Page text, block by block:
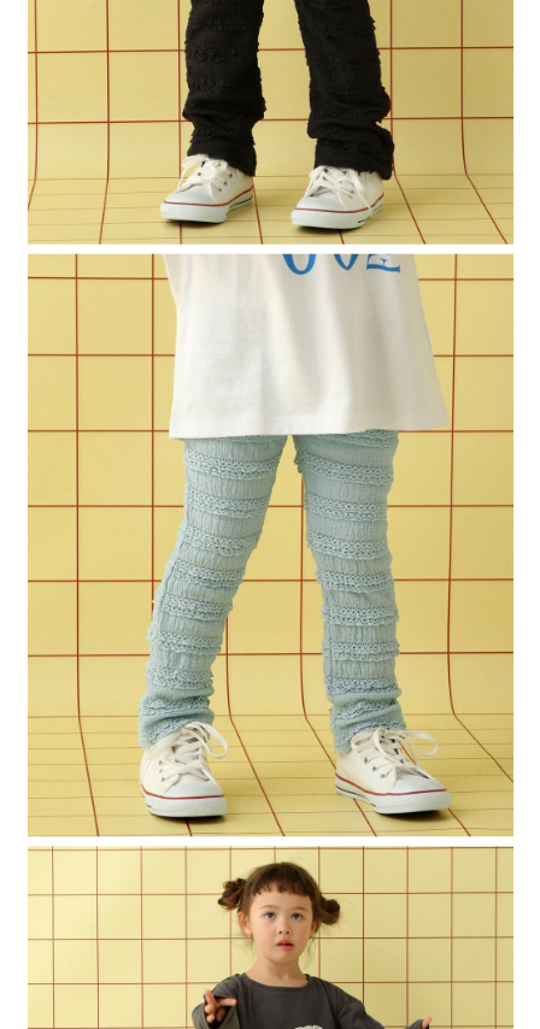
1.本服務係由「台灣大哥大股份有限公司」（以下簡稱本公司）所提供，讓
用戶於交易時，得透過本服務購買商品或服務，並由商店將買賣／分期付款
買賣價金債權讓與本公司後，依約使用本公司帳單繳交帳款。
2.基於同意付款使用「大哥付你分期」之契約關係目的，商店將以您的個人
資料（包含姓名、電話或地址）提供予台灣大哥大進項蒐集、處理及利用，
由本公司與您本人進行分期帳單所需資料之確認、核對及更正。
3.完整用戶服務條款，請詳閱以下連結：
https://oppay.tw/userRule
ATM／網路銀行／等多元方式進行付款，方視為交易完成。
※ 請注意：結帳手續完成當下不需立刻繳費，但若您需要取消訂單，請聯絡
購買商品的店家。未經商家同意取消之訂單仍視為有效，需透過AFTEE先享
※ 交易是否成功請以「AFTEE先享後付 」之結帳頁面顯示為準，若有關於
是否繳費成功／繳費後需取消欲退款等相關疑問，請聯繫「AFTEE先享後付
https://netprotections.freshdesk.com/support/home
【注意事項】
１．透過由恩沛科技股份有限公司提供之「AFTEE先享後付」服務完成之交
易，需依本服務之必要範圍內提供個人資料，並將交易相關給付款項請求債
權轉讓予恩沛科技股份有限公司。
２．關於個人資料處理事宜，請瀏覽以下網址：
https://aftee.tw/terms/#terms3
３．未成年的使用者請事先徵得法定代理人或監護人之同意方可使用
「AFTEE先享後付」，若未經同意申辦者引起之損失，本公司不負相關責
４．使用「AFTEE先享後付」時，將依據個別帳號之用戶狀況，依本公司即
時審查核予不同之上限額度；若仍有額度不足之情形，本公司將視審查結果
請求用戶進行身份認證。
５．嚴禁一人註冊多個帳號或使用他人資訊註冊。若發現惡意使用之情形，
恩沛科技股份有限公司將有權停止該用戶之使用額度並採取法律行動。
每筆NT$80，滿NT$1,500(含以上)免運費
付款後 7-11取貨
每筆NT$80，滿NT$1,500(含以上)免運費
每筆NT$80，滿NT$1,500(含以上)免運費